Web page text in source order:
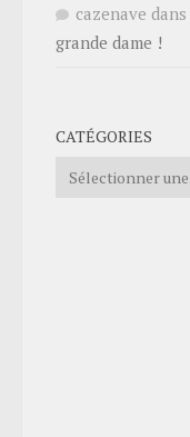
cazenave dans
grande dame !
CATÉGORIES
Catégories